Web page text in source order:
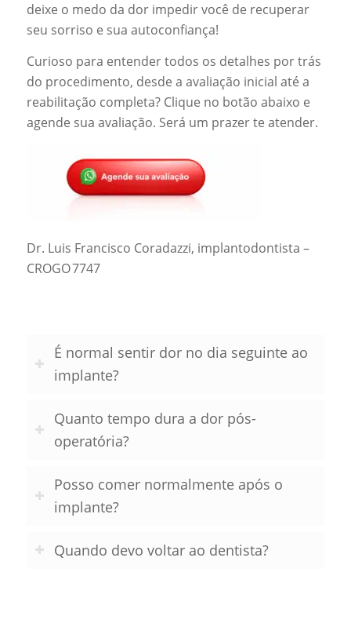
deixe o medo da dor impedir você de recuperar
seu sorriso e sua autoconfiança!
Curioso para entender todos os detalhes por trás
do procedimento, desde a avaliação inicial até a
reabilitação completa? Clique no botão abaixo e
agende sua avaliação. Será um prazer te atender.
Dr. Luis Francisco Coradazzi, implantodontista –
CROGO 7747
É normal sentir dor no dia seguinte ao
implante?
Quanto tempo dura a dor pós-
operatória?
Posso comer normalmente após o
implante?
Quando devo voltar ao dentista?